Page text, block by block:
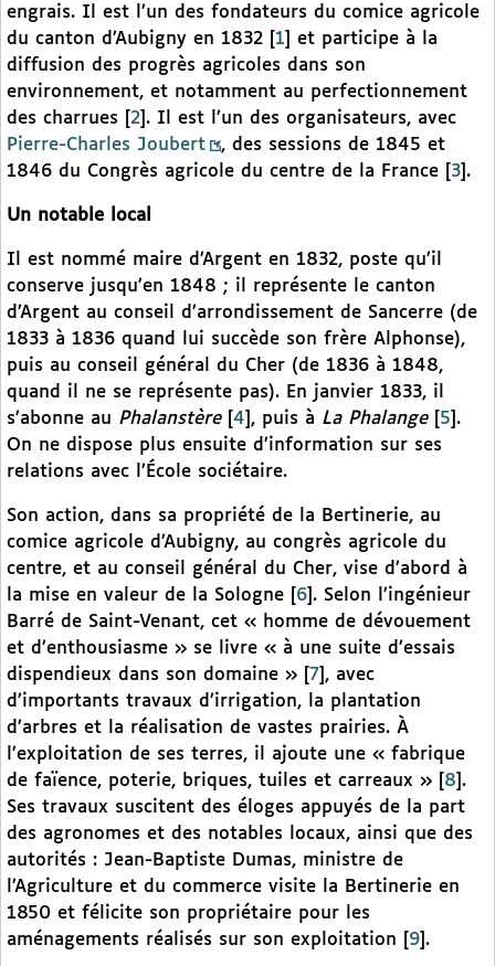
engrais. Il est l’un des fondateurs du comice agricole
du canton d’Aubigny en 1832
1
et participe à la
diffusion des progrès agricoles dans son
environnement, et notamment au perfectionnement
des charrues
2 . Il est l’un des organisateurs, avec
Pierre-Charles Joubert
, des sessions de 1845 et
1846 du Congrès agricole du centre de la France
3 .
Un notable local
Il est nommé maire d’Argent en 1832, poste qu’il
conserve jusqu’en 1848 ; il représente le canton
d’Argent au conseil d’arrondissement de Sancerre (de
1833 à 1836 quand lui succède son frère Alphonse),
puis au conseil général du Cher (de 1836 à 1848,
quand il ne se représente pas). En janvier 1833, il
s’abonne au Phalanstère[ 4 , puis à La Phalange[ 5 .
On ne dispose plus ensuite d’information sur ses
relations avec l’École sociétaire.
Son action, dans sa propriété de la Bertinerie, au
comice agricole d’Aubigny, au congrès agricole du
centre, et au conseil général du Cher, vise d’abord à
la mise en valeur de la Sologne
6 . Selon l’ingénieur
Barré de Saint-Venant, cet « homme de dévouement
et d’enthousiasme » se livre « à une suite d’essais
dispendieux dans son domaine »
7 , avec
d’importants travaux d’irrigation, la plantation
d’arbres et la réalisation de vastes prairies. À
l’exploitation de ses terres, il ajoute une « fabrique
de faïence, poterie, briques, tuiles et carreaux »
8 .
Ses travaux suscitent des éloges appuyés de la part
des agronomes et des notables locaux, ainsi que des
autorités : Jean-Baptiste Dumas, ministre de
l’Agriculture et du commerce visite la Bertinerie en
1850 et félicite son propriétaire pour les
aménagements réalisés sur son exploitation
9 .